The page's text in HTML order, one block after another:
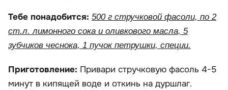
Тебе понадобится: 500 г стручковой фасоли, по 2
ст.л. лимонного сока и оливкового масла, 5
зубчиков чеснока, 1 пучок петрушки, специи.
Приготовление: Привари стручковую фасоль 4-5
минут в кипящей воде и откинь на дуршлаг.